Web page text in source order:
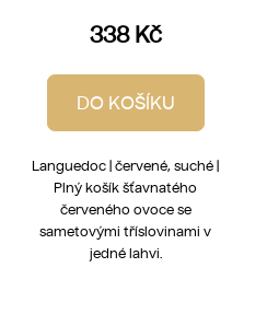
338 Kč
DO KOŠÍKU
Languedoc | červené, suché |
Plný košík šťavnatého
červeného ovoce se
sametovými tříslovinami v
jedné lahvi.